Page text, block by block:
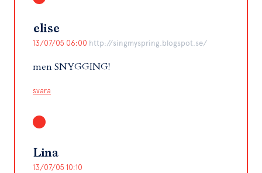
elise
13/07/05 06:00 http://singmyspring.blogspot.se/
men SNYGGING!
svara
Lina
13/07/05 10:10